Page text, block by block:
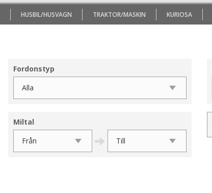
HUSBIL/HUSVAGN TRAKTOR/MASKIN KURIOSA
Fordonstyp
Miltal